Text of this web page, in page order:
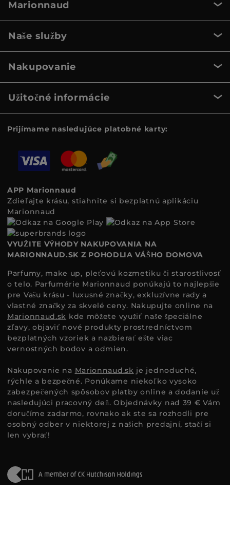
Marionnaud
Naše služby
Nakupovanie
Užitočné informácie
Prijímame nasledujúce platobné karty:
APP Marionnaud
Zdieľajte krásu, stiahnite si bezplatnú aplikáciu
Marionnaud
VYUŽITE VÝHODY NAKUPOVANIA NA
MARIONNAUD.SK Z POHODLIA VÁŠHO DOMOVA
Parfumy, make up, pleťovú kozmetiku či starostlivosť
o telo. Parfumérie Marionnaud ponúkajú to najlepšie
pre Vašu krásu - luxusné značky, exkluzívne rady a
vlastné značky za skvelé ceny. Nakupujte online na
Marionnaud.sk kde môžete využiť naše špeciálne
zľavy, objaviť nové produkty prostredníctvom
bezplatných vzoriek a nazbierať ešte viac
vernostných bodov a odmien.
Nakupovanie na Marionnaud.sk je jednoduché,
rýchle a bezpečné. Ponúkame niekoľko vysoko
zabezpečených spôsobov platby online a dodanie už
nasledujúci pracovný deň. Objednávky nad 39 € Vám
doručíme zadarmo, rovnako ak ste sa rozhodli pre
osobný odber v niektorej z našich predajní, stačí si
len vybrať!